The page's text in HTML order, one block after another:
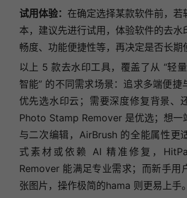
试用体验： 在确定选择某款软件前，若
本，建议先进行试用，体验软件的去水
畅度、功能便捷性等，再决定是否长期
以上 5 款去水印工具，覆盖了从 “轻
智能” 的不同需求场景：追求多端便捷
优先选水印云；需要深度修复背景、
Photo Stamp Remover 是优选；想一
与二次编辑，AirBrush 的全能属性更
式素材或依赖 AI 精准修复，
Remover 能满足专业需求；而新手用
张图片，操作极简的hama 则更易上手。